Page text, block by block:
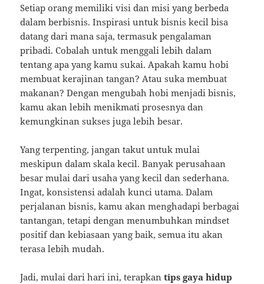
Setiap orang memiliki visi dan misi yang berbeda
dalam berbisnis. Inspirasi untuk bisnis kecil bisa
datang dari mana saja, termasuk pengalaman
pribadi. Cobalah untuk menggali lebih dalam
tentang apa yang kamu sukai. Apakah kamu hobi
membuat kerajinan tangan? Atau suka membuat
makanan? Dengan mengubah hobi menjadi bisnis,
kamu akan lebih menikmati prosesnya dan
kemungkinan sukses juga lebih besar.
Yang terpenting, jangan takut untuk mulai
meskipun dalam skala kecil. Banyak perusahaan
besar mulai dari usaha yang kecil dan sederhana.
Ingat, konsistensi adalah kunci utama. Dalam
perjalanan bisnis, kamu akan menghadapi berbagai
tantangan, tetapi dengan menumbuhkan mindset
positif dan kebiasaan yang baik, semua itu akan
terasa lebih mudah.
Jadi, mulai dari hari ini, terapkantips gaya hidup